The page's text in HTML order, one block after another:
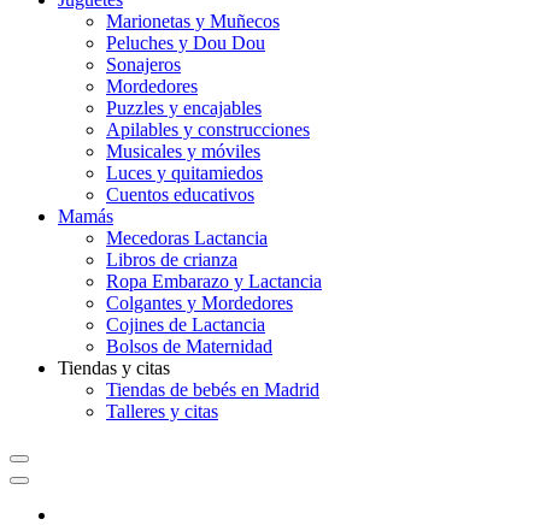
Marionetas y Muñecos
Peluches y Dou Dou
Sonajeros
Mordedores
Puzzles y encajables
Apilables y construcciones
Musicales y móviles
Luces y quitamiedos
Cuentos educativos
Mamás
Mecedoras Lactancia
Libros de crianza
Ropa Embarazo y Lactancia
Colgantes y Mordedores
Cojines de Lactancia
Bolsos de Maternidad
Tiendas y citas
Tiendas de bebés en Madrid
Talleres y citas